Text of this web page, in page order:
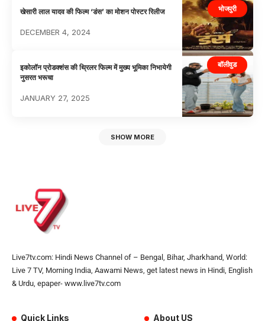
भोजपुरी
खेसारी लाल यादव की फिल्म ‘डंस’ का मोशन पोस्टर रिलीज
DECEMBER 4, 2024
बॉलीवुड
इकोलॉन प्रोडक्शंस की थ्रिलर फिल्म में मुख्य भूमिका निभायेगी
नुसरत भरूचा
JANUARY 27, 2025
SHOW MORE
Live7tv.com: Hindi News Channel of – Bengal, Bihar, Jharkhand, World:
Live 7 TV, Morning India, Aawami News, get latest news in Hindi, English
& Urdu, epaper- www.live7tv.com
Quick Links About US